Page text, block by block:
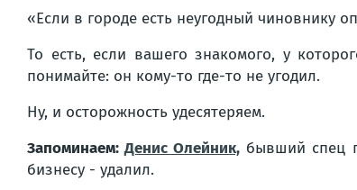
«Если в городе есть неугодный чиновнику
То есть, если вашего знакомого, у
понимайте: он кому-то где-то не угодил.
Ну, и осторожность удесятеряем.
Запоминаем:Денис Олейник, бывший спец
бизнесу - удалил.